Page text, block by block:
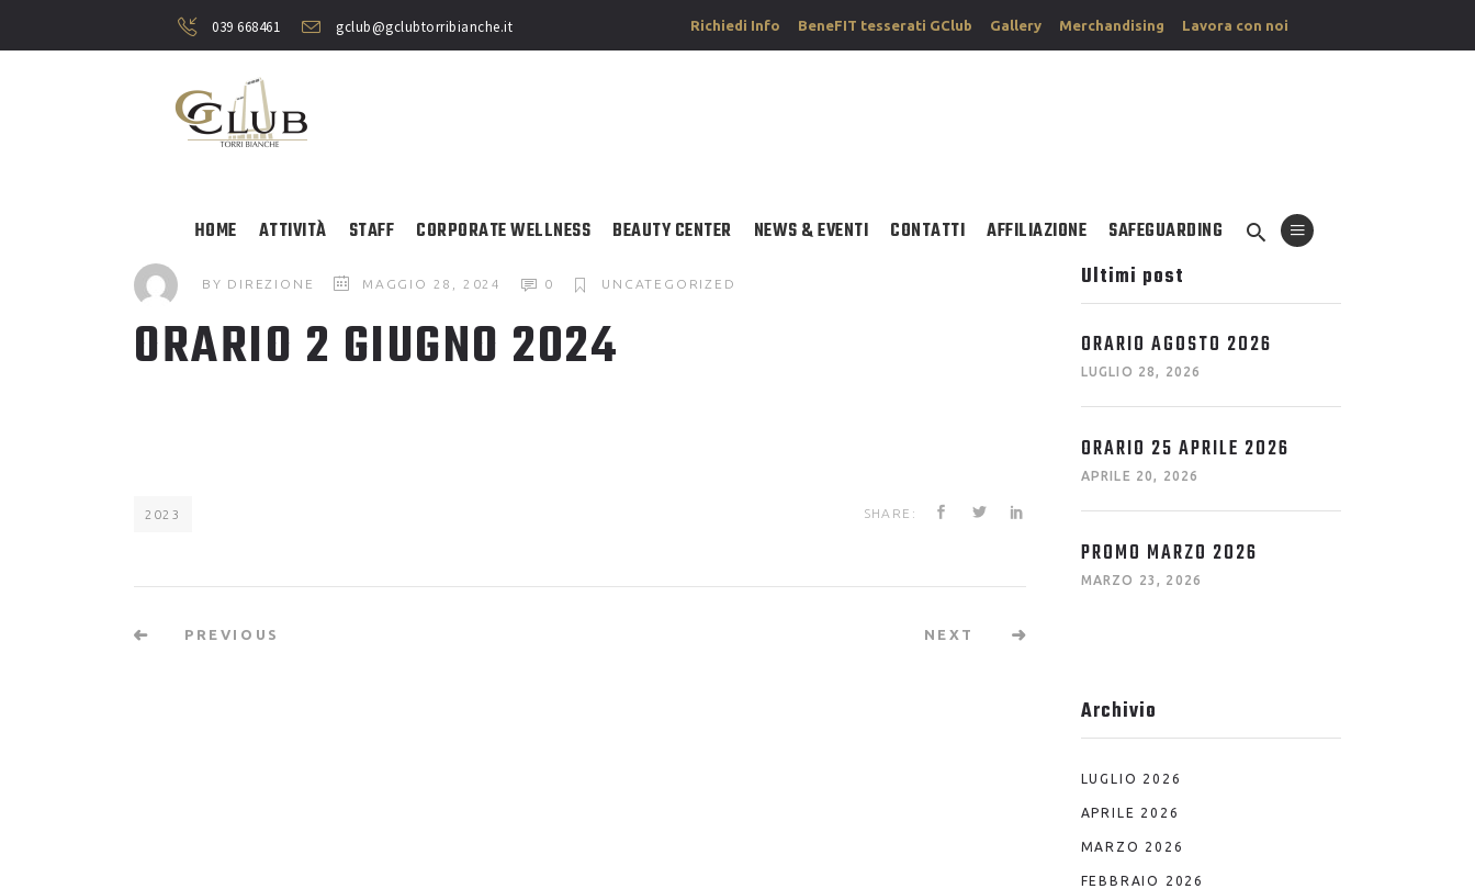
039 668461 gclub@gclubtorribianche.it Richiedi Info BeneFIT tesserati GClub Gallery Merchandising Lavora con noi
HOME ATTIVITÀ STAFF CORPORATE WELLNESS BEAUTY CENTER NEWS & EVENTI CONTATTI AFFILIAZIONE SAFEGUARDING
BY DIREZIONE MAGGIO 28, 2024 0 UNCATEGORIZED
ORARIO 2 GIUGNO 2024
2023 SHARE:
PREVIOUS NEXT
Ultimi post
ORARIO AGOSTO 2026
LUGLIO 28, 2026
ORARIO 25 APRILE 2026
APRILE 20, 2026
PROMO MARZO 2026
MARZO 23, 2026
Archivio
LUGLIO 2026
APRILE 2026
MARZO 2026
FEBBRAIO 2026